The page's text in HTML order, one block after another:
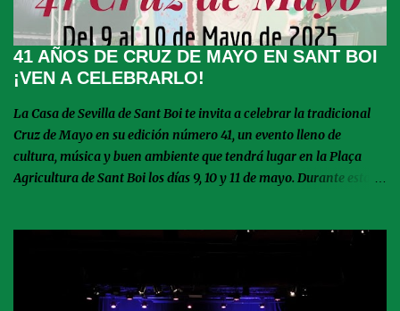
41 AÑOS DE CRUZ DE MAYO EN SANT BOI
¡VEN A CELEBRARLO!
La Casa de Sevilla de Sant Boi te invita a celebrar la tradicional
Cruz de Mayo en su edición número 41, un evento lleno de
cultura, música y buen ambiente que tendrá lugar en la Plaça
Agricultura de Sant Boi los días 9, 10 y 11 de mayo. Durante estos
ritmo y color. Además, el domingo será un día muy especial con la
tradición que no te puedes perder. La fiesta continúa con el Potaje
Popular, donde podrás saborear deliciosos platos típicos, y las